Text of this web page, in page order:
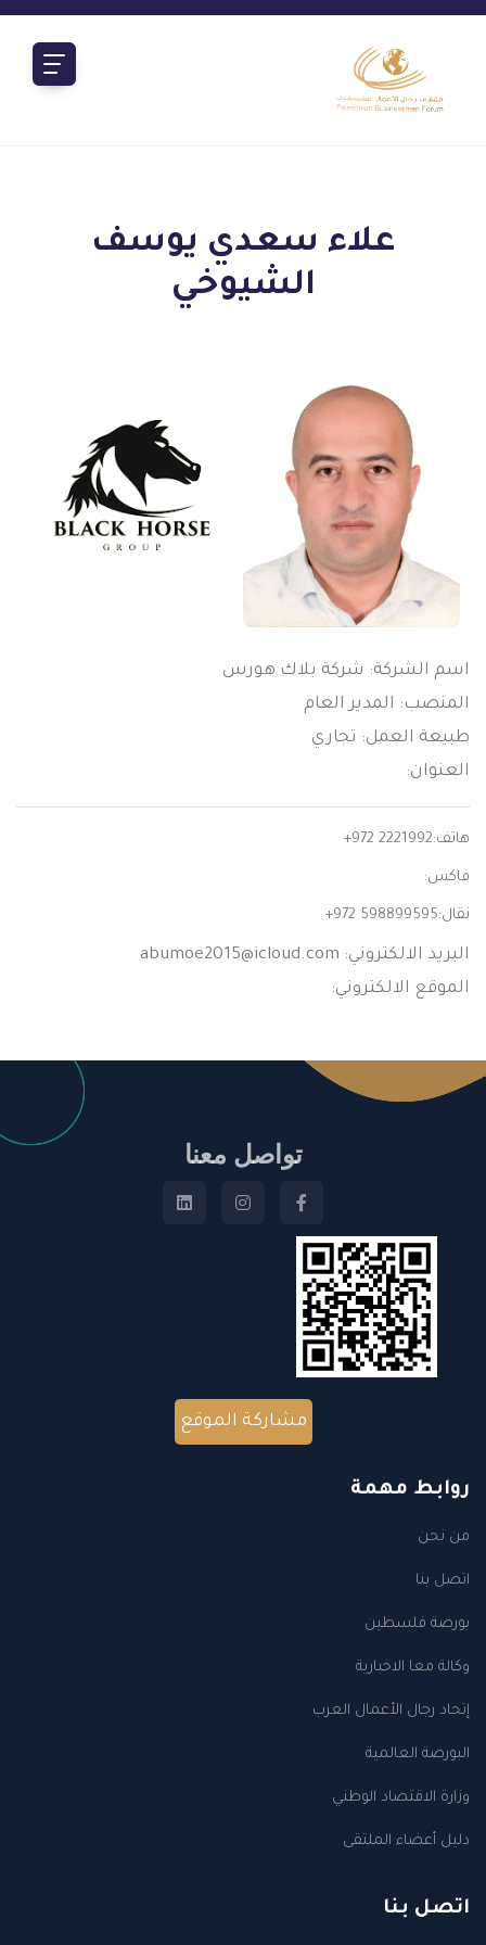
علاء سعدي يوسف
الشيوخي
اسم الشركة: شركة بلاك هورس
المنصب: المدير العام
طبيعة العمل: تجاري
العنوان:
هاتف:+972 2221992
فاكس:
نقال:+972 598899595
البريد الالكتروني: abumoe2015@icloud.com
الموقع الالكتروني:
تواصل معنا
مشاركة الموقع
روابط مهمة
من نحن
اتصل بنا
بورصة فلسطين
وكالة معا الاخبارية
إتحاد رجال الأعمال العرب
البورصة العالمية
وزارة الاقتصاد الوطني
دليل أعضاء الملتقى
اتصل بنا